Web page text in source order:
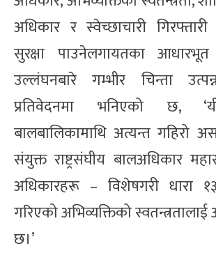
अधिकार र स्वेच्छाचारी
सुरक्षा पाउनेलगायतका आधारभूत
उल्लंघनबारे गम्भीर चिन्ता
प्रतिवेदनमा भनिएको छ,
बालबालिकामाथि अत्यन्त गहिरो
संयुक्त राष्ट्रसंघीय बालअधिकार
अधिकारहरू – विशेषगरी धारा
गरिएको अभिव्यक्तिको
छ।’